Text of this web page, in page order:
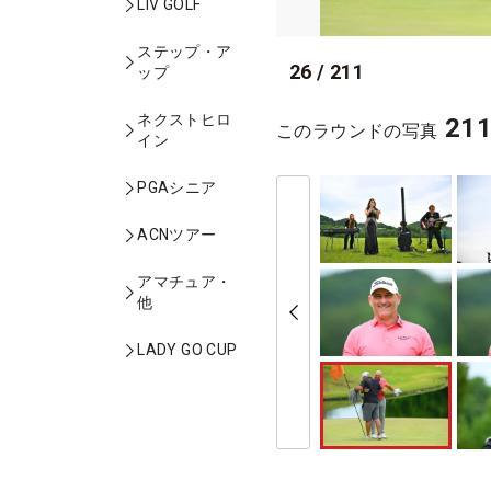
LIV GOLF
ステップ・ア
ップ
ネクストヒロ
イン
PGAシニア
ACNツアー
アマチュア・
他
LADY GO CUP
26 / 211
このラウンドの写真